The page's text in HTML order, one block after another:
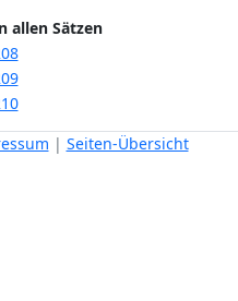
allen Sätzen
| Seiten-Übersicht